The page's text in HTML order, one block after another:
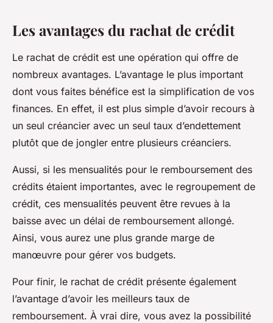
Les avantages du rachat de crédit
Le rachat de crédit est une opération qui offre de
nombreux avantages. L’avantage le plus important
dont vous faites bénéfice est la simplification de vos
finances. En effet, il est plus simple d’avoir recours à
un seul créancier avec un seul taux d’endettement
plutôt que de jongler entre plusieurs créanciers.
Aussi, si les mensualités pour le remboursement des
crédits étaient importantes, avec le regroupement de
crédit, ces mensualités peuvent être revues à la
baisse avec un délai de remboursement allongé.
Ainsi, vous aurez une plus grande marge de
manœuvre pour gérer vos budgets.
Pour finir, le rachat de crédit présente également
l’avantage d’avoir les meilleurs taux de
remboursement. À vrai dire, vous avez la possibilité